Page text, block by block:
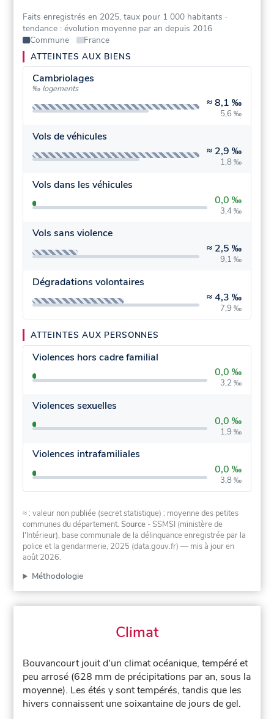
Faits enregistrés en 2025, taux pour 1 000 habitants ·
tendance : évolution moyenne par an depuis 2016
Commune
France
ATTEINTES AUX BIENS
Cambriolages
‰ logements
≈8,1 ‰
5,6 ‰
Vols de véhicules
≈ 2,9 ‰
1,8 ‰
Vols dans les véhicules
0,0 ‰
3,4 ‰
Vols sans violence
≈ 2,5 ‰
9,1 ‰
Dégradations volontaires
≈4,3 ‰
7,9 ‰
ATTEINTES AUX PERSONNES
Violences hors cadre familial
0,0 ‰
3,2 ‰
Violences sexuelles
0,0 ‰
1,9 ‰
Violences intrafamiliales
0,0 ‰
3,8 ‰
≈ : valeur non publiée (secret statistique) : moyenne des petites
communes du département.Source - SSMSI (ministère de
l'Intérieur), base communale de la délinquance enregistrée par la
police et la gendarmerie, 2025 (data.gouv.fr) — mis à jour en
août 2026.
Méthodologie
Climat
Bouvancourt jouit d'un climat océanique, tempéré et
peu arrosé (628 mm de précipitations par an, sous la
moyenne). Les étés y sont tempérés, tandis que les
hivers connaissent une soixantaine de jours de gel.